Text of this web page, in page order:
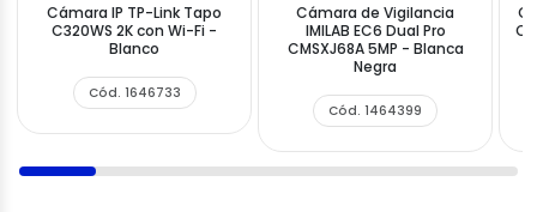
Cámara IP TP-Link Tapo
C320WS 2K con Wi-Fi -
Blanco
Cód. 1646733
Cámara de Vigilancia
IMILAB EC6 Dual Pro
CMSXJ68A 5MP - Blanca
Negra
Cód. 1464399